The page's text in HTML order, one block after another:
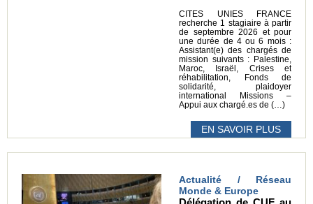
CITES UNIES FRANCE
recherche 1 stagiaire à partir
de septembre 2026 et pour
une durée de 4 ou 6 mois :
Assistant(e) des chargés de
mission suivants : Palestine,
Maroc, Israël, Crises et
réhabilitation, Fonds de
solidarité, plaidoyer
international Missions –
Appui aux chargé.es de (…)
EN SAVOIR PLUS
Actualité / Réseau
Monde & Europe